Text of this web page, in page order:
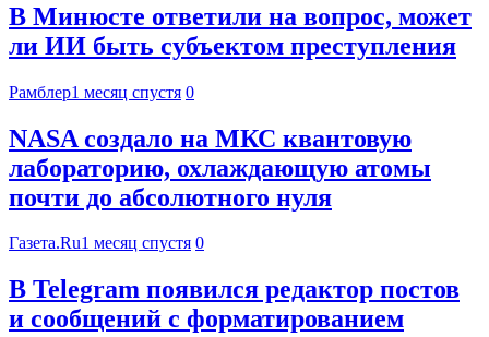
В Минюсте ответили на вопрос, может
ли ИИ быть субъектом преступления
Рамблер1 месяц спустя 0
NASA создало на МКС квантовую
лабораторию, охлаждающую атомы
почти до абсолютного нуля
Газета.Ru1 месяц спустя 0
В Telegram появился редактор постов
и сообщений с форматированием